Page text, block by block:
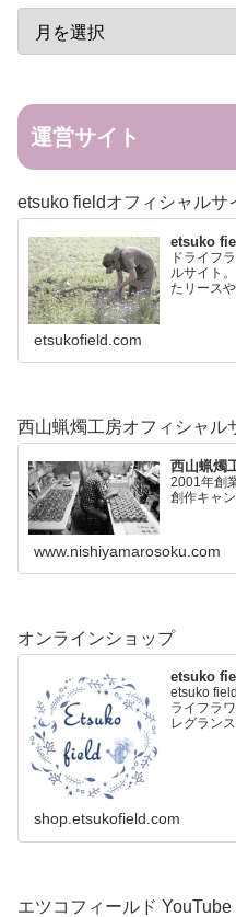
運営サイト
etsuko fieldオフィシャルサ
etsuko
ドライフ
ルサイト
たリース
etsukofield.com
西山蝋燭工房オフィシャル
西山蝋燭
2001年創
創作キャ
www.nishiyamarosoku.com
オンラインショップ
etsuko
etsuko
ライフラ
レグラン
shop.etsukofield.com
エツコフィールド YouTube